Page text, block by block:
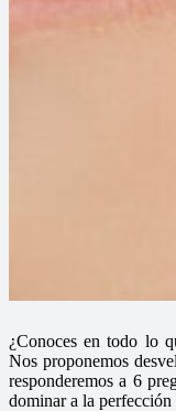
¿Conoces en todo lo
Nos proponemos
responderemos a 6
dominar a la perfección